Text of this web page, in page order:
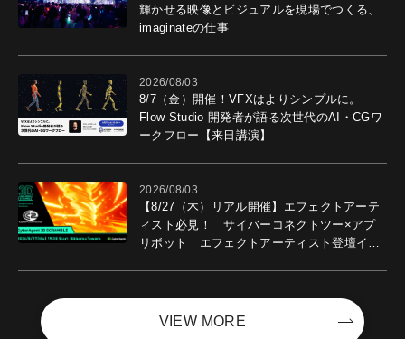
輝かせる映像とビジュアルを現場でつくる、
imaginateの仕事
2026/08/03
8/7（金）開催！VFXはよりシンプルに。
Flow Studio 開発者が語る次世代のAI・CGワ
ークフロー【来日講演】
2026/08/03
【8/27（木）リアル開催】エフェクトアーテ
ィスト必見！ サイバーコネクトツー×アプ
リボット エフェクトアーティスト登壇イベ
VIEW MORE